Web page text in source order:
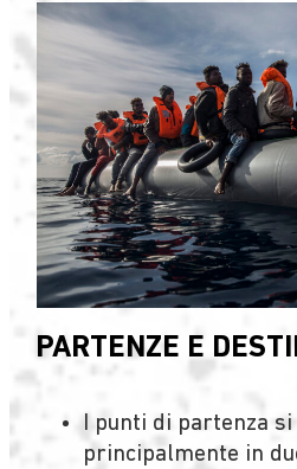
PARTENZE E
I punti di partenza
principalmente in